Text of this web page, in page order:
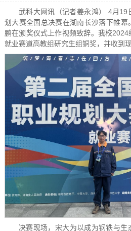
武科大网讯（记者姜永鸿） 4月19
划大赛全国总决赛在湖南长沙落下帷
鹏在颁奖仪式上作视频致辞。我校
就业赛道高教组研究生组铜奖，并收到
决赛现场，宋大为以成为钢铁与